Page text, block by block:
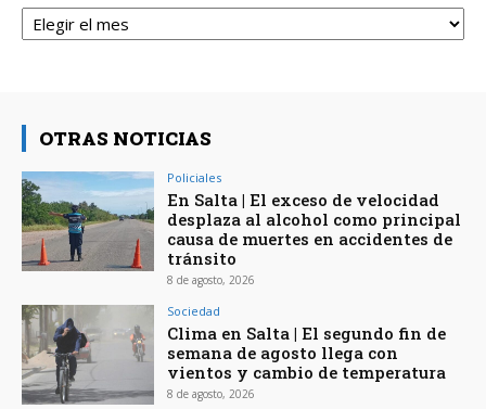
OTRAS NOTICIAS
Policiales
En Salta | El exceso de velocidad
desplaza al alcohol como principal
causa de muertes en accidentes de
tránsito
8 de agosto, 2026
Sociedad
Clima en Salta | El segundo fin de
semana de agosto llega con
vientos y cambio de temperatura
8 de agosto, 2026